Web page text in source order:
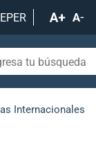
Internacionales